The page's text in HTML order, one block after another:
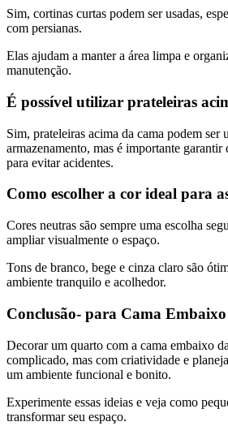
Sim, cortinas curtas podem ser usadas,
com persianas.
Elas ajudam a manter a área limpa e
manutenção.
É possível utilizar prateleiras
Sim, prateleiras acima da cama podem ser
armazenamento, mas é importante garantir
para evitar acidentes.
Como escolher a cor ideal para
Cores neutras são sempre uma escolha
ampliar visualmente o espaço.
Tons de branco, bege e cinza claro são
ambiente tranquilo e acolhedor.
Conclusão- para Cama
Decorar um quarto com a cama embaixo
complicado, mas com criatividade e
um ambiente funcional e bonito.
Experimente essas ideias e veja como
transformar seu espaço.